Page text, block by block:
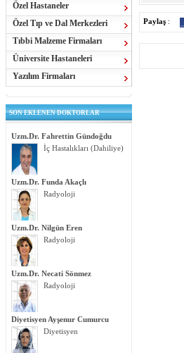
Özel Hastaneler
Özel Tıp ve Dal Merkezleri
Tıbbi Malzeme Firmaları
Üniversite Hastaneleri
Yazılım Firmaları
SON EKLENEN DOKTORLAR
Uzm.Dr. Fahrettin Gündoğdu
İç Hastalıkları (Dahiliye)
Uzm.Dr. Funda Akaçlı
Radyoloji
Uzm.Dr. Nilgün Eren
Radyoloji
Uzm.Dr. Necati Sönmez
Radyoloji
Diyetisyen Ayşenur Cumurcu
Diyetisyen
Paylaş :